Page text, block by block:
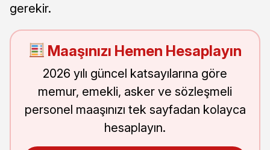
gerekir.
Maaşınızı Hemen Hesaplayın
2026 yılı güncel katsayılarına göre
memur, emekli, asker ve sözleşmeli
personel maaşınızı tek sayfadan kolayca
hesaplayın.